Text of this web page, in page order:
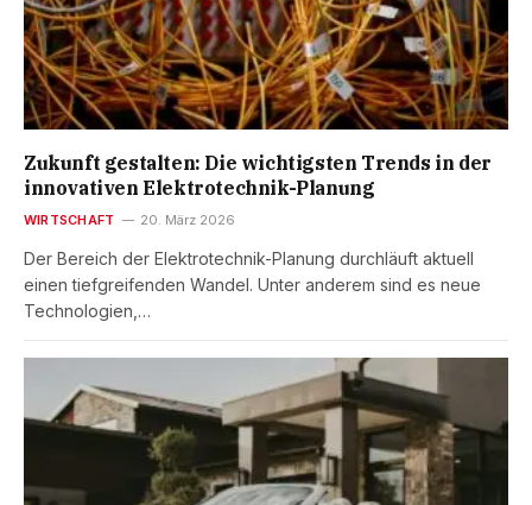
Zukunft gestalten: Die wichtigsten Trends in der
innovativen Elektrotechnik-Planung
WIRTSCHAFT 20. März 2026
Der Bereich der Elektrotechnik-Planung durchläuft aktuell
einen tiefgreifenden Wandel. Unter anderem sind es neue
Technologien,…